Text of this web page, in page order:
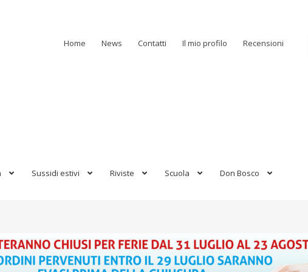
Home News Contatti Il mio profilo Recensioni
Sussidi estivi Riviste Scuola Don Bosco